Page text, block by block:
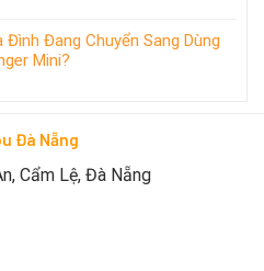
Đình Đang Chuyển Sang Dùng
Mini?
Đà Nẵng
Cẩm Lệ, Đà Nẵng